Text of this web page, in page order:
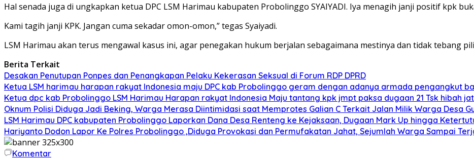
Hal senada juga di ungkapkan ketua DPC LSM Harimau kabupaten Probolinggo SYAIYADI. Iya menagih janji positif kpk
Kami tagih janji KPK. Jangan cuma sekadar omon-omon,” tegas Syaiyadi.
LSM Harimau akan terus mengawal kasus ini, agar penegakan hukum berjalan sebagaimana mestinya dan tidak tebang
Berita Terkait
Desakan Penutupan Ponpes dan Penangkapan Pelaku Kekerasan Seksual di Forum RDP DPRD
Ketua LSM harimau harapan rakyat Indonesia maju DPC kab Probolinggo geram dengan adanya armada pengangkut
Ketua dpc kab Probolinggo LSM Harimau Harapan rakyat Indonesia Maju tantang kpk jmpt paksa dugaan 21 Tsk hibah
Oknum Polisi Diduga Jadi Beking, Warga Merasa Diintimidasi saat Memprotes Galian C Terkait Jalan Milik Warga Desa
LSM Harimau DPC kabupaten Probolinggo Laporkan Dana Desa Renteng ke Kejaksaan, Dugaan Mark Up hingga
Hariyanto Dodon Lapor Ke Polres Probolinggo ,Diduga Provokasi dan Permufakatan Jahat, Sejumlah Warga Sampai
Komentar